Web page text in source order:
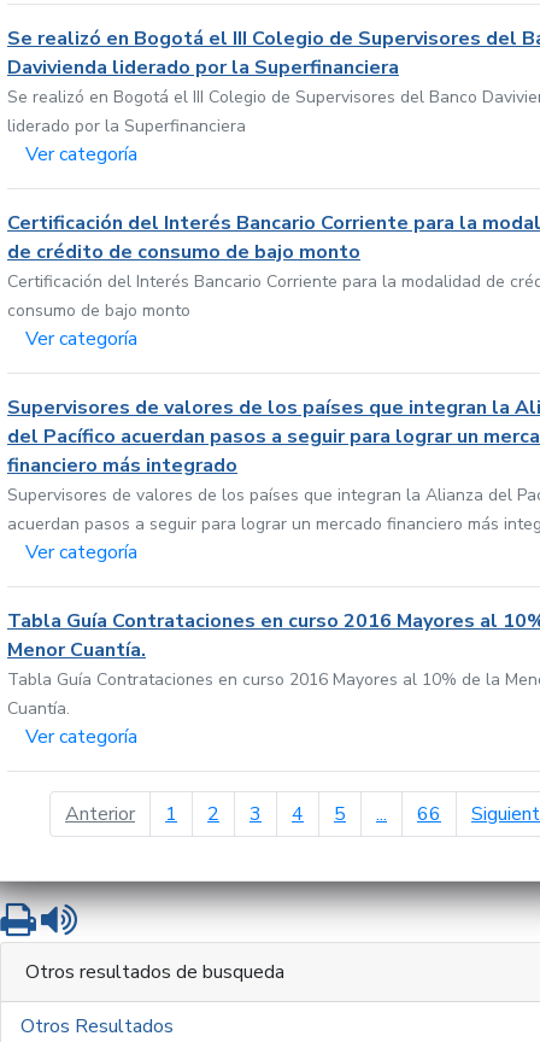
Se realizó en Bogotá el III Colegio de Supervisores del
Davivienda liderado por la Superfinanciera
Se realizó en Bogotá el III Colegio de Supervisores del Banco
liderado por la Superfinanciera
Ver categoría
Certificación del Interés Bancario Corriente para la
de crédito de consumo de bajo monto
Certificación del Interés Bancario Corriente para la modalidad de
consumo de bajo monto
Ver categoría
Supervisores de valores de los países que integran la
del Pacífico acuerdan pasos a seguir para lograr un
financiero más integrado
Supervisores de valores de los países que integran la Alianza del
acuerdan pasos a seguir para lograr un mercado financiero más
Ver categoría
Tabla Guía Contrataciones en curso 2016 Mayores al
Menor Cuantía.
Tabla Guía Contrataciones en curso 2016 Mayores al 10% de la
Cuantía.
Ver categoría
Anteriorpágina anterior
1 2 3 4 5 ... 66
ImprimirLeer contenido
Otros resultados de busqueda
Otros Resultados